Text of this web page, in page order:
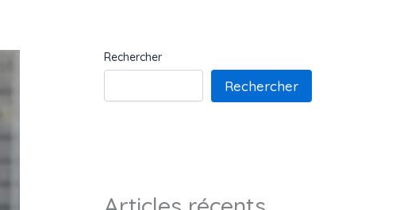
Rechercher
Rechercher